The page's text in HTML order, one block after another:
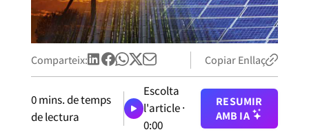
Comparteix: Copiar Enllaç
0mins. de temps
de lectura
Escolta
l'article ·
0:00
RESUMIR
AMB IA